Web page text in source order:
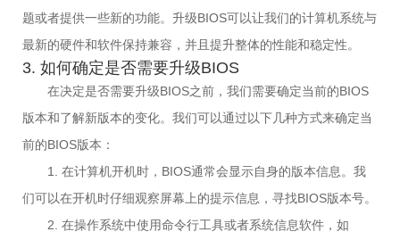
题或者提供一些新的功能。升级BIOS可以让我们的计算机系统与
最新的硬件和软件保持兼容，并且提升整体的性能和稳定性。
3. 如何确定是否需要升级BIOS
在决定是否需要升级BIOS之前，我们需要确定当前的BIOS
版本和了解新版本的变化。我们可以通过以下几种方式来确定当
前的BIOS版本：
1. 在计算机开机时，BIOS通常会显示自身的版本信息。我
们可以在开机时仔细观察屏幕上的提示信息，寻找BIOS版本号。
2. 在操作系统中使用命令行工具或者系统信息软件，如